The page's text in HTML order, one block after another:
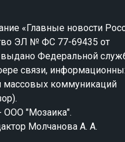
«Главные новости
ЭЛ № ФС 77-69435 от
выдано Федеральной
связи,
массовых коммуникаций
ООО "Мозаика".
Молчанова А. А.